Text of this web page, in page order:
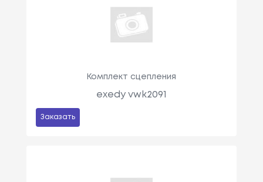
Комплект сцепления
exedy vwk2091
Заказать